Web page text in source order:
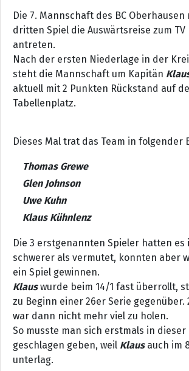
Die 7. Mannschaft des BC Oberhausen
dritten Spiel die Auswärtsreise zum
antreten.
Nach der ersten Niederlage in der
steht die Mannschaft um Kapitän
aktuell mit 2 Punkten Rückstand auf
Tabellenplatz.
Dieses Mal trat das Team in folgender
Thomas Grewe
Glen Johnson
Uwe Kuhn
Klaus Kühnlenz
Die 3 erstgenannten Spieler hatten es
schwerer als vermutet, konnten aber
ein Spiel gewinnen.
Klaus wurde beim 14/1 fast überrollt,
zu Beginn einer 26er Serie gegenüber.
war dann nicht mehr viel zu holen.
So musste man sich erstmals in dieser
geschlagen geben, weil Klaus auch im
unterlag.